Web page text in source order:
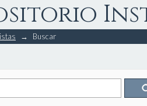
→ Buscar